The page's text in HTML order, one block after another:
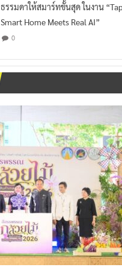
ธรรมดาให้สมาร์ทขั้นสุด ในงาน
Smart Home Meets Real AI”
0